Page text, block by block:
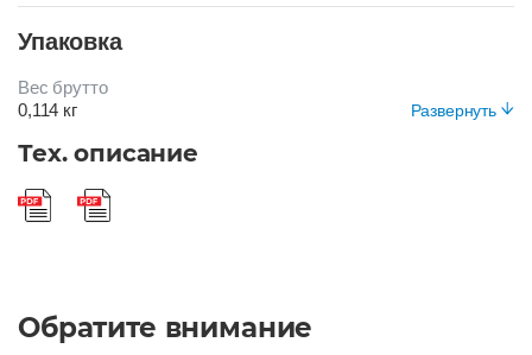
БЕЖЕВЫЙ
Упаковка
Развернуть
Вес брутто
0,114 кг
Вид упаковки
Короб
Тех. описание
Обратите внимание